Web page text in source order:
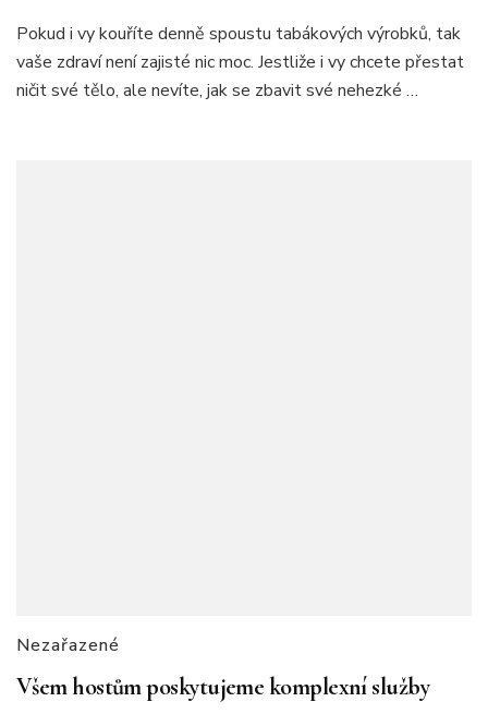
Pokud i vy kouříte denně spoustu tabákových výrobků, tak
vaše zdraví není zajisté nic moc. Jestliže i vy chcete přestat
ničit své tělo, ale nevíte, jak se zbavit své nehezké …
Nezařazené
Všem hostům poskytujeme komplexní služby